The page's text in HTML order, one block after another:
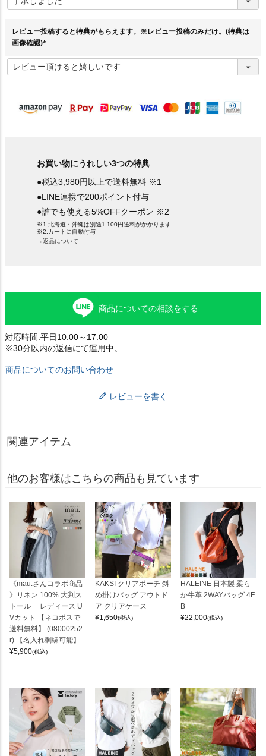
須
レビュー投稿すると特典がもらえます。※レビュー投稿のみだけ。(特典は
画像確認)
必
須
お買い物にうれしい3つの特典
●税込3,980円以上で送料無料 ※1
●LINE連携で200ポイント付与
●誰でも使える5%OFFクーポン ※2
※1.北海道・沖縄は別途1,100円送料がかかります
※2.カートに自動付与
→返品について
商品についての相談をする
対応時間:平日10:00～17:00
※30分以内の返信にて運用中。
商品についてのお問い合わせ
レビューを書く
関連アイテム
他のお客様はこちらの商品も見ています
《mau.さんコラボ商品
》リネン 100% 大判ス
トール レディース U
Vカット 【ネコポスで
送料無料】 (08000252
r) 【名入れ刺繍可能】
¥5,900(税込)
KAKSI クリアポーチ 斜
め掛けバッグ アウトド
ア クリアケース
¥1,650(税込)
HALEINE 日本製 柔ら
か牛革 2WAYバッグ 4F
B
¥22,000(税込)